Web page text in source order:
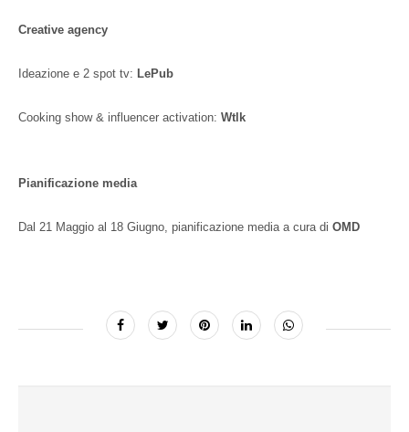
Creative agency
Ideazione e 2 spot tv: LePub
Cooking show & influencer activation: Wtlk
Pianificazione media
Dal 21 Maggio al 18 Giugno, pianificazione media a cura di OMD